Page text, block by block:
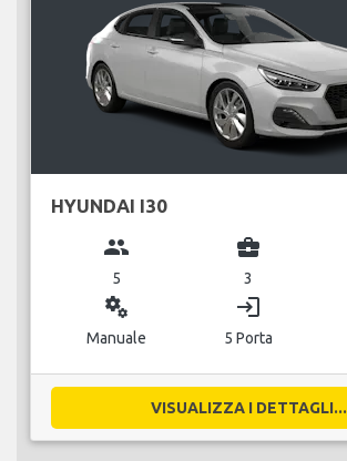
HYUNDAI I30
group
5
business_center
3
miscellaneous_services
Manuale
login
5 Porta
VISUALIZZA I DETTAGLI...